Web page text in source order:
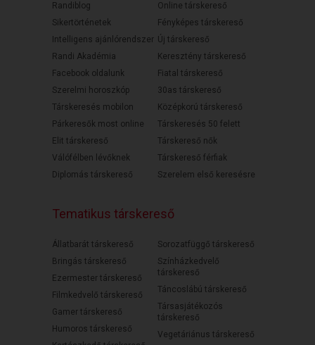
Randiblog
Sikertörténetek
Intelligens ajánlórendszer
Randi Akadémia
Facebook oldalunk
Szerelmi horoszkóp
Társkeresés mobilon
Párkeresők most online
Elit társkereső
Válófélben lévőknek
Diplomás társkereső
Online társkereső
Fényképes társkereső
Új társkereső
Keresztény társkereső
Fiatal társkereső
30as társkereső
Középkorú társkereső
Társkeresés 50 felett
Társkereső nők
Társkereső férfiak
Szerelem első keresésre
Tematikus társkereső
Állatbarát társkereső
Bringás társkereső
Ezermester társkereső
Filmkedvelő társkereső
Gamer társkereső
Humoros társkereső
Sorozatfüggő társkereső
Színházkedvelő
társkereső
Táncoslábú társkereső
Társasjátékozós
társkereső
Vegetáriánus társkereső